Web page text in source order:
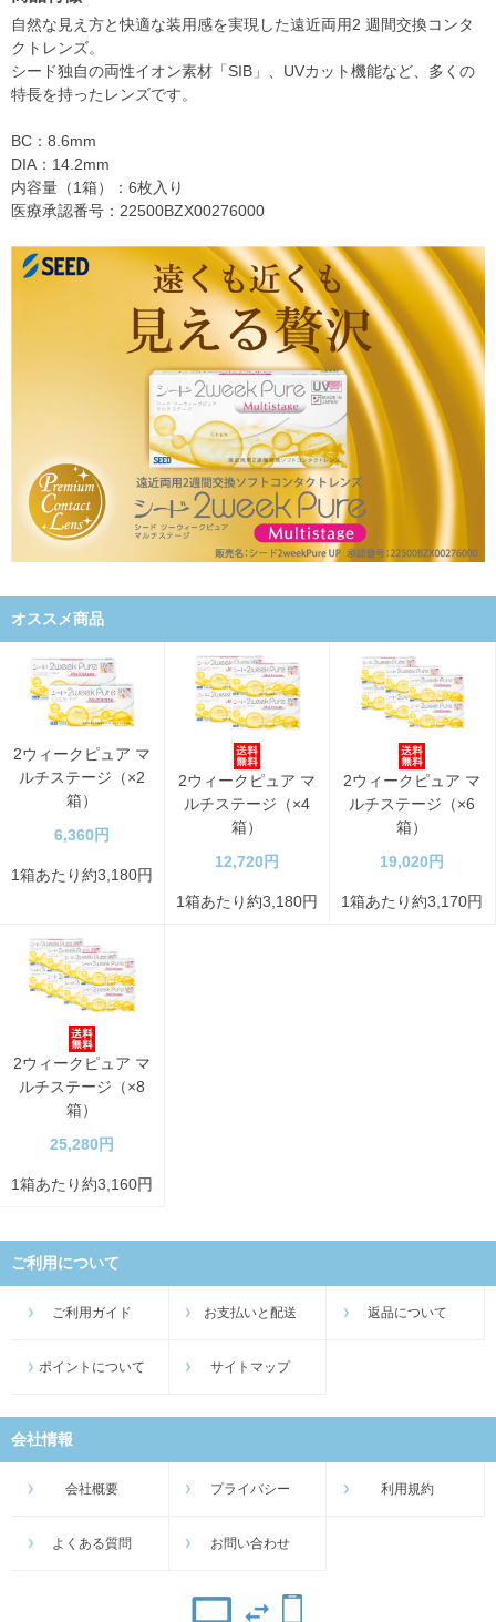
自然な見え方と快適な装用感を実現した遠近両用2 週間交換コンタ
クトレンズ。
シード独自の両性イオン素材「SIB」、UVカット機能など、多くの
特長を持ったレンズです。
BC：8.6mm
DIA：14.2mm
内容量（1箱）：6枚入り
医療承認番号：22500BZX00276000
オススメ商品
2ウィークピュア マ
ルチステージ（×2
箱）
6,360円
1箱あたり約3,180円
2ウィークピュア マ
ルチステージ（×4
箱）
12,720円
1箱あたり約3,180円
2ウィークピュア マ
ルチステージ（×6
箱）
19,020円
1箱あたり約3,170円
2ウィークピュア マ
ルチステージ（×8
箱）
25,280円
1箱あたり約3,160円
ご利用について
ご利用ガイド お支払いと配送 返品について
ポイントについて サイトマップ
会社情報
会社概要 プライバシー 利用規約
よくある質問 お問い合わせ